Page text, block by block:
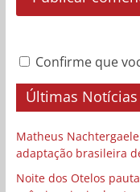
Confirme que
Últimas Notícias
Matheus
adaptação brasileira
Noite dos Otelos